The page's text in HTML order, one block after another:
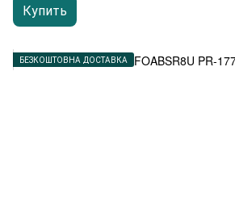
Купить
БЕЗКОШТОВНА ДОСТАВКА